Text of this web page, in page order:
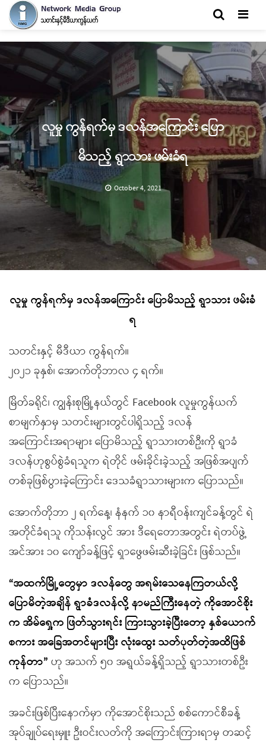
လူမှု ကွန်ရက်မှ ဒလန်အကြောင်း ပြော
မိသည့် ရွာသား ဖမ်းခံရ
October 4, 2021
လူမှု ကွန်ရက်မှ ဒလန်အကြောင်း ပြောမိသည့် ရွာသား ဖမ်းခံ
ရ
သတင်းနှင့် မီဒီယာ ကွန်ရက်။
၂၀၂၁ ခုနှစ်၊ အောက်တိုဘာလ ၄ ရက်။
မြိတ်ခရိုင်၊ ကျွန်းစုမြို့နယ်တွင် Facebook လူမှုကွန်ယက်
စာမျက်နှာမှ သတင်းများတွင်ပါရှိသည့် ဒလန်
အကြောင်းအရာများ ပြောမိသည့် ရွာသားတစ်ဦးကို ရွာခံ
ဒလန်ဟုစွပ်စွဲခံရသူက ရဲတိုင် ဖမ်းခိုင်းခဲ့သည့် အဖြစ်အပျက်
တစ်ခုဖြစ်ပွားခဲ့ကြောင်း ဒေသခံရွာသားများက ပြောသည်။
အောက်တိုဘာ ၂ ရက်နေ့၊ နံနက် ၁၀ နာရီဝန်းကျင်ခန့်တွင် ရဲ
အတိုင်ခံရသူ ကိုသန်းလွင် အား ဒီရေတောအတွင်း ရဲတပ်ဖွဲ့
အင်အား ၁၀ ကျော်ခန့်ဖြင့် ရှာဖွေဖမ်းဆီးခဲ့ခြင်း ဖြစ်သည်။
“အထက်မြို့တွေမှာ ဒလန်တွေ အရမ်းသေနေကြတယ်လို့
ပြောမိတဲ့အချိန် ရွာခံဒလန်လို့ နာမည်ကြီးနေတဲ့ ကိုအောင်စိုး
က အိမ်ရှေ့က ဖြတ်သွားရင်း ကြားသွားခဲ့ပြီးတော့ နှစ်ယောက်
စကား အခြေအတင်များပြီး လုံးထွေး သတ်ပုတ်တဲ့အထိဖြစ်
ကုန်တာ” ဟု အသက် ၅၀ အရွယ်ခန့်ရှိသည့် ရွာသားတစ်ဦး
က ပြောသည်။
အခင်းဖြစ်ပြီးနောက်မှာ ကိုအောင်စိုးသည် စစ်ကောင်စီခန့်
အုပ်ချုပ်ရေးမှူး ဦးဝင်းလတ်ကို အကြောင်းကြားရာမှ တဆင့်